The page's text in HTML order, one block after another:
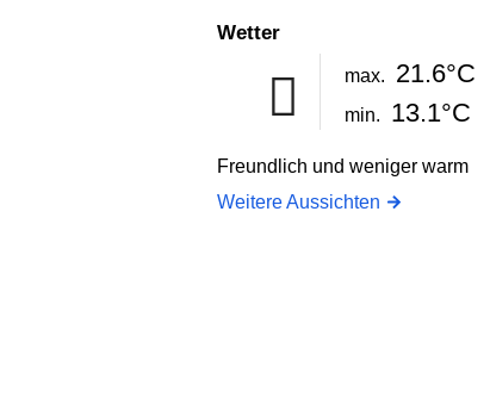
Wetter
max. 21.6°C
min. 13.1°C
Freundlich und weniger warm
Weitere Aussichten